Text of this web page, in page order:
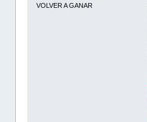
VOLVER A GANAR